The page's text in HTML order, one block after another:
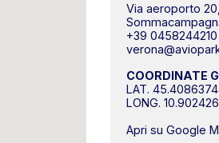
Via aeroporto
+39 0458244210
COORDINATE
LAT.
LONG.
Apri su Google